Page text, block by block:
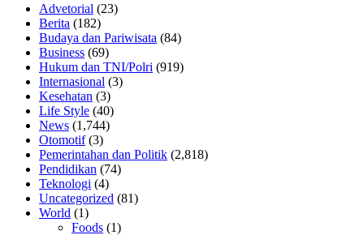
Advetorial (23)
Berita (182)
Budaya dan Pariwisata (84)
Business (69)
Hukum dan TNI/Polri (919)
Internasional (3)
Kesehatan (3)
Life Style (40)
News (1,744)
Otomotif(3)
Pemerintahan dan Politik (2,818)
Pendidikan (74)
Teknologi (4)
Uncategorized (81)
World (1)
Foods (1)